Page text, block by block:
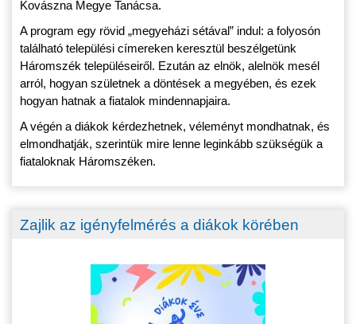
Kovászna Megye Tanácsa.
A program egy rövid „megyeházi sétával” indul: a folyosón
található települési címereken keresztül beszélgetünk
Háromszék településeiről. Ezután az elnök, alelnök mesél
arról, hogyan születnek a döntések a megyében, és ezek
hogyan hatnak a fiatalok mindennapjaira.
A végén a diákok kérdezhetnek, véleményt mondhatnak, és
elmondhatják, szerintük mire lenne leginkább szükségük a
fiataloknak Háromszéken.
Zajlik az igényfelmérés a diákok körében